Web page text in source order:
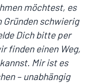
möchtest, es
Gründen schwierig
Dich bitte per
finden einen Weg,
Mir ist es
– unabhängig